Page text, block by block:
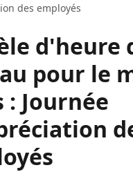
des employés
d'heure
pour le
: Journée